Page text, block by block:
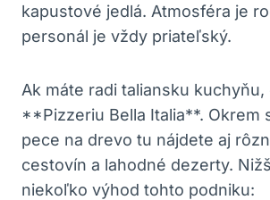
kapustové jedlá. Atmosféra je
personál je vždy priateľský.
Ak máte radi taliansku
**Pizzeriu Bella Italia**. Okrem
pece na drevo tu nájdete aj
cestovín a lahodné dezerty.
niekoľko výhod tohto podniku: